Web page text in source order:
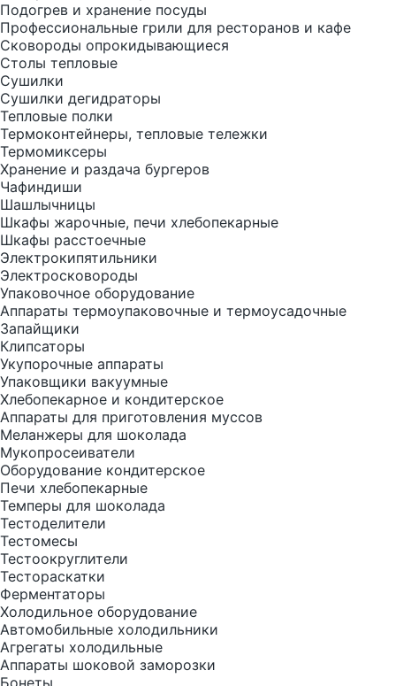
Подогрев и хранение посуды
Профессиональные грили для ресторанов и кафе
Сковороды опрокидывающиеся
Столы тепловые
Сушилки
Сушилки дегидраторы
Тепловые полки
Термоконтейнеры, тепловые тележки
Термомиксеры
Хранение и раздача бургеров
Чафиндиши
Шашлычницы
Шкафы жарочные, печи хлебопекарные
Шкафы расстоечные
Электрокипятильники
Электросковороды
Упаковочное оборудование
Аппараты термоупаковочные и термоусадочные
Запайщики
Клипсаторы
Укупорочные аппараты
Упаковщики вакуумные
Хлебопекарное и кондитерское
Аппараты для приготовления муссов
Меланжеры для шоколада
Мукопросеиватели
Оборудование кондитерское
Печи хлебопекарные
Темперы для шоколада
Тестоделители
Тестомесы
Тестоокруглители
Тестораскатки
Ферментаторы
Холодильное оборудование
Автомобильные холодильники
Агрегаты холодильные
Аппараты шоковой заморозки
Бонеты